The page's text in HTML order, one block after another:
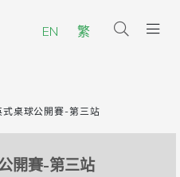
EN 繁
桌球公開賽-第三站
開賽-第三站